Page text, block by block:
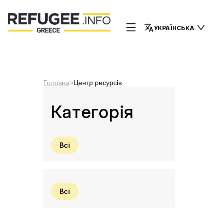
УКРАЇНСЬКА
Головна>Центр ресурсів
Категорія
Всі
Всі